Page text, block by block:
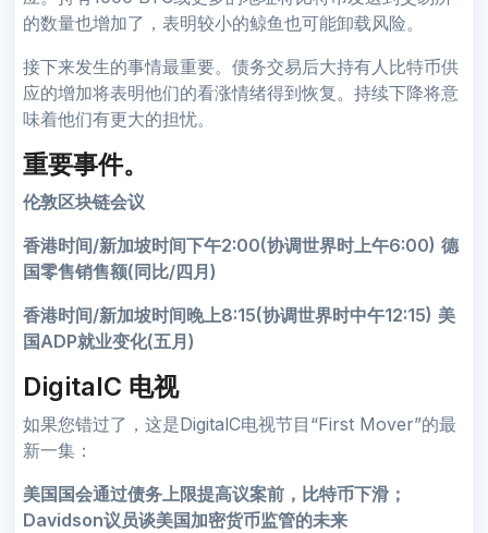
的数量也增加了，表明较小的鲸鱼也可能卸载风险。
接下来发生的事情最重要。债务交易后大持有人比特币供
应的增加将表明他们的看涨情绪得到恢复。持续下降将意
味着他们有更大的担忧。
重要事件。
伦敦区块链会议
香港时间/新加坡时间下午2:00(协调世界时上午6:00) 德
国零售销售额(同比/四月)
香港时间/新加坡时间晚上8:15(协调世界时中午12:15) 美
国ADP就业变化(五月)
DigitalC 电视
如果您错过了，这是DigitalC电视节目“First Mover”的最
新一集：
美国国会通过债务上限提高议案前，比特币下滑；
Davidson议员谈美国加密货币监管的未来